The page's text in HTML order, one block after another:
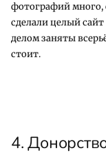
фотографий много,
сделали целый
делом заняты
стоит.
4.